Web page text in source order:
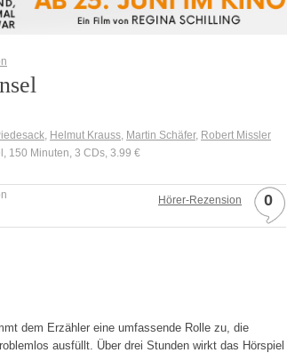
, Helmut Krauss, Martin Schäfer, Robert Missler
150 Minuten, 3 CDs, 3.99 €
Hörer-Rezension 0
dem Erzähler eine umfassende Rolle zu, die
ausfüllt. Über drei Stunden wirkt das Hörspiel